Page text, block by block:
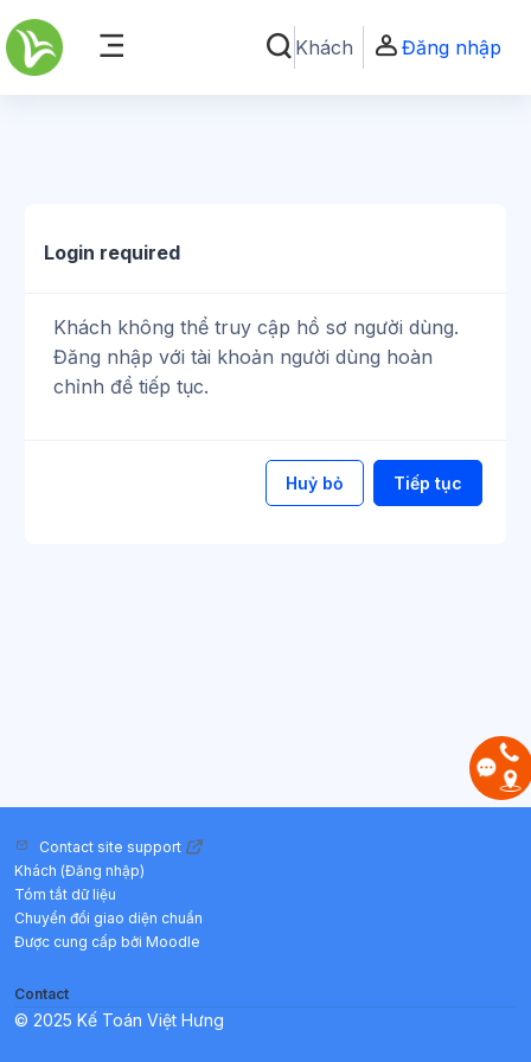
Chuyển tới nội dung chính
Bảng điều khiển cạnh
Chuyển đổi chọn tìm kiếm
Khách Đăng nhập
Login required
Khách không thể truy cập hồ sơ người dùng.
Đăng nhập với tài khoản người dùng hoàn
chỉnh để tiếp tục.
Huỷ bỏ Tiếp tục
Contact site support
Khách (Đăng nhập)
Tóm tắt dữ liệu
Chuyển đổi giao diện chuẩn
Được cung cấp bởi Moodle
Contact
© 2025 Kế Toán Việt Hưng